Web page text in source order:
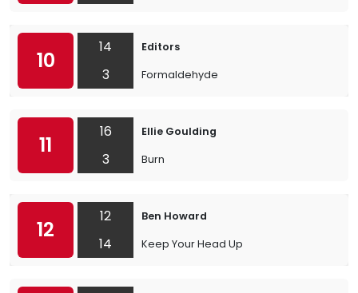
10
14
3
Editors
Formaldehyde
11
16
3
Ellie Goulding
Burn
12
12
14
Ben Howard
Keep Your Head Up